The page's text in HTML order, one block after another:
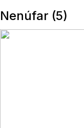
Nenúfar (5)